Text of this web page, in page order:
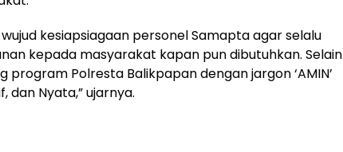
kesiapsiagaan personel Samapta agar selalu
kepada masyarakat kapan pun dibutuhkan. Selain
program Polresta Balikpapan dengan jargon ‘AMIN’
dan Nyata,” ujarnya.